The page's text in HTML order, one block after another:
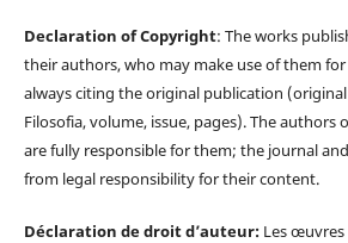
Declaration of Copyright: The works
their authors, who may make use of them
always citing the original publication (original
Filosofia, volume, issue, pages). The authors
are fully responsible for them; the journal
from legal responsibility for their content.
Déclaration de droit d’auteur: Les